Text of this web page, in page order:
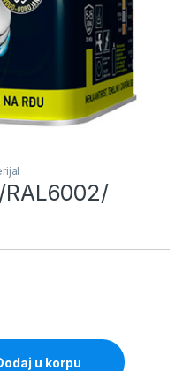
RAL6002/
(Irkom) quantity
u korpu